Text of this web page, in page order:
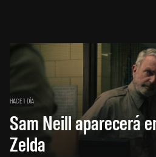
HACE 1 DÍA
Sam Neill aparecerá
Zelda